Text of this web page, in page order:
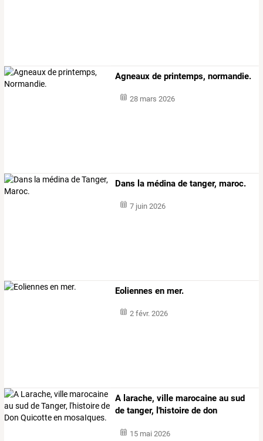
Agneaux de printemps, normandie.
28 mars 2026
Dans la médina de tanger, maroc.
7 juin 2026
Eoliennes en mer.
2 févr. 2026
A larache, ville marocaine au sud
de tanger, l'histoire de don
15 mai 2026